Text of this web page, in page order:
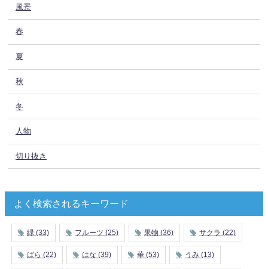
風景
春
夏
秋
冬
人物
切り抜き
よく検索されるキーワード
緑 (33) フルーツ (25) 果物 (36) サクラ (22)
ばら (22) はな (39) 華 (53) うみ (13)